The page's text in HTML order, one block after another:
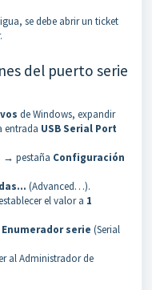
se debe abrir un ticket
del puerto serie
de Windows, expandir
entrada USB Serial Port
→ pestaña Configuración
(Advanced…).
el valor a 1
Enumerador serie (Serial
al Administrador de